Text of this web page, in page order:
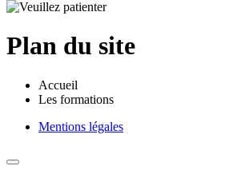
Plan du site
Accueil
Les formations
Mentions légales